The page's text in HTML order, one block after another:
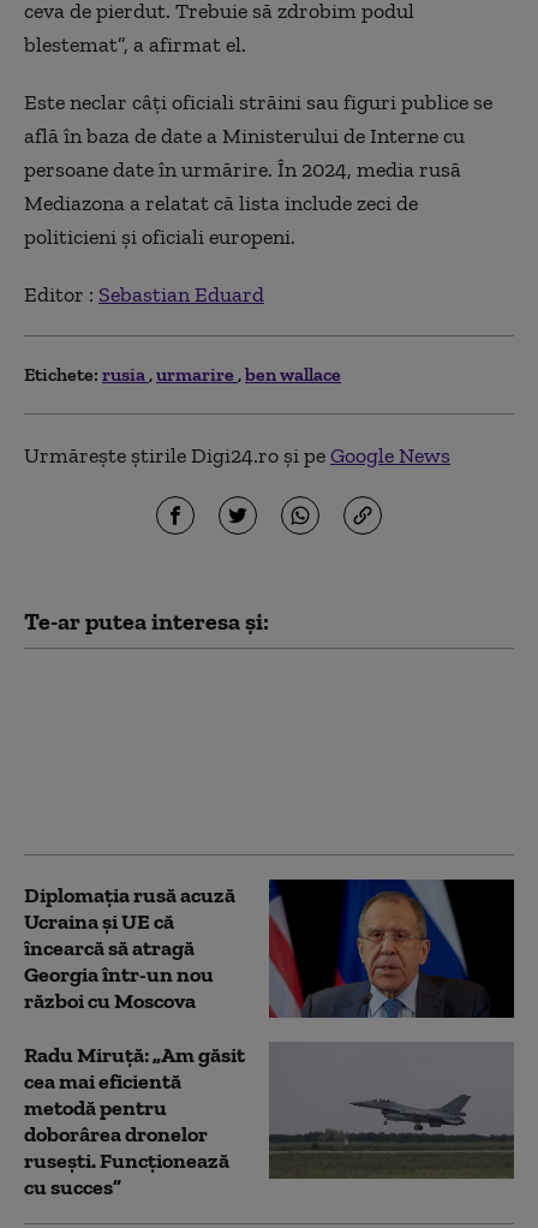
ceva de pierdut. Trebuie să zdrobim podul
blestemat”, a afirmat el.
Este neclar câţi oficiali străini sau figuri publice se
află în baza de date a Ministerului de Interne cu
persoane date în urmărire. În 2024, media rusă
Mediazona a relatat că lista include zeci de
politicieni şi oficiali europeni.
Editor : Sebastian Eduard
Etichete: rusia urmarire ben wallace
Urmărește știrile Digi24.ro și peGoogle News
Te-ar putea interesa și:
Diplomaţia rusă acuză
Ucraina şi UE că
încearcă să atragă
Georgia într-un nou
război cu Moscova
Radu Miruță: „Am găsit
cea mai eficientă
metodă pentru
doborârea dronelor
rusești. Funcționează
cu succes”